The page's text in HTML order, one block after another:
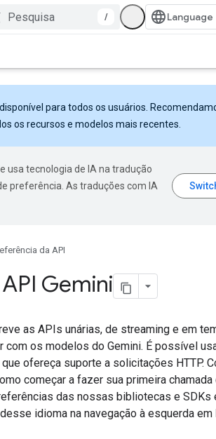
/
para todos os usuários.
os recursos e modelos mais recentes.
usa tecnologia de IA na tradução
preferência. As traduções com IA
da API
Gemini
as APIs unárias, de streaming e em
com os modelos do Gemini. É possível
ofereça suporte a solicitações HTTP.
começar a fazer sua primeira chamada
das nossas bibliotecas e
idioma na navegação à esquerda em